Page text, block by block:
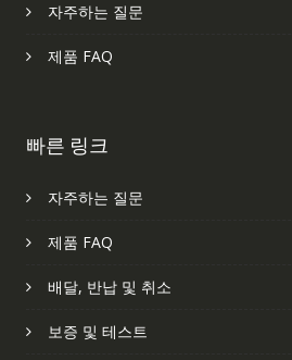
자주하는 질문
제품 FAQ
빠른 링크
자주하는 질문
제품 FAQ
배달, 반납 및 취소
보증 및 테스트